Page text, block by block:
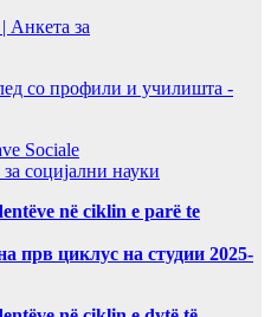
Анкета за
со профили и училишта -
Sociale
социјални науки
në ciklin e parë te
прв циклус на студии 2025-